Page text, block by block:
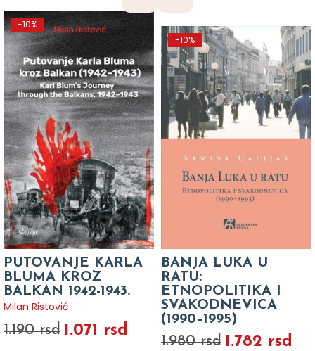
-10%
PUTOVANJE KARLA
BLUMA KROZ
BALKAN 1942-1943.
Milan Ristović
1.190 rsd 1.071 rsd
-10%
BANJA LUKA U
RATU:
ETNOPOLITIKA I
SVAKODNEVICA
(1990–1995)
1.980 rsd 1.782 rsd